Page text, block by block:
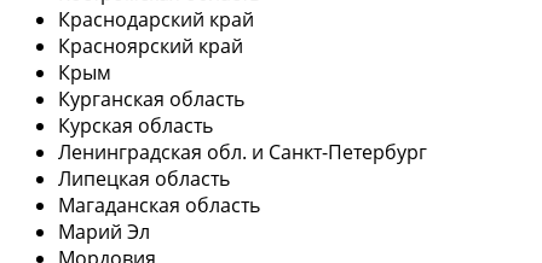
Краснодарский край
Красноярский край
Крым
Курганская область
Курская область
Ленинградская обл. и Санкт-Петербург
Липецкая область
Магаданская область
Марий Эл